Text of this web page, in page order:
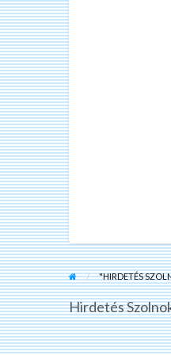
"HIRDETÉS
Hirdetés